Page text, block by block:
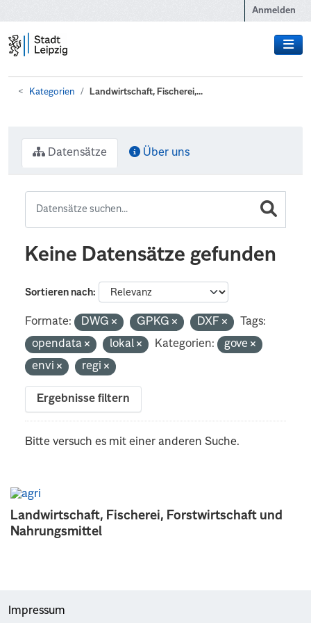
Anmelden
Kategorien Landwirtschaft, Fischerei,...
Landwirtschaft, Fischerei, Forstwirtschaft und
Nahrungsmittel
Datensätze Über uns
Keine Datensätze gefunden
Sortieren nach
Formate: DWG GPKG DXF
Tags:
opendata
lokal Kategorien:
gove
envi
regi
Ergebnisse filtern
Bitte versuch es mit einer anderen Suche.
Impressum